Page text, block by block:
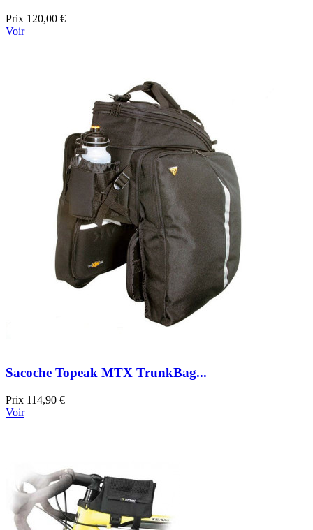
Prix 120,00 €
Voir
Sacoche Topeak MTX TrunkBag...
Prix 114,90 €
Voir